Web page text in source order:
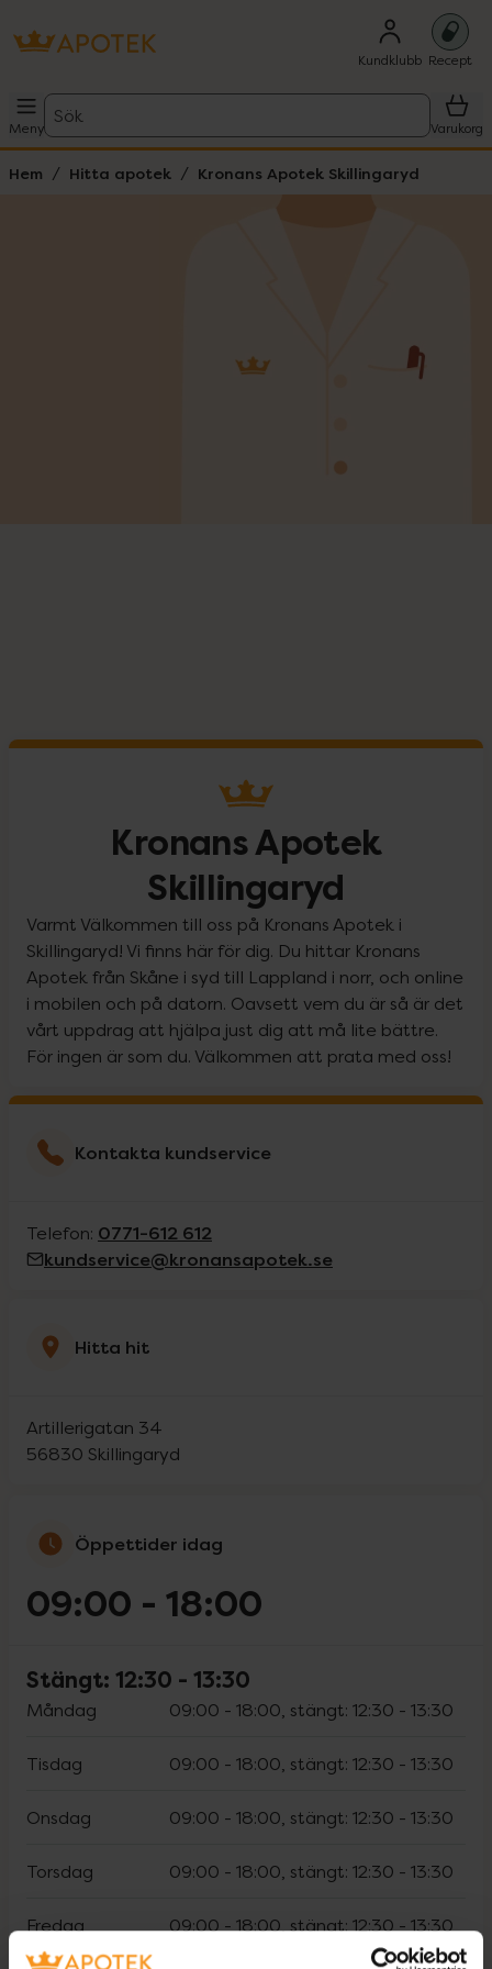
Kundklubb Recept
Meny
Sök
Varukorg
Hem Hitta apotek Kronans Apotek Skillingaryd
Kronans Apotek
Skillingaryd
Varmt Välkommen till oss på Kronans Apotek i
Skillingaryd! Vi finns här för dig. Du hittar Kronans
Apotek från Skåne i syd till Lappland i norr, och online
i mobilen och på datorn. Oavsett vem du är så är det
vårt uppdrag att hjälpa just dig att må lite bättre.
För ingen är som du. Välkommen att prata med oss!
Kontakta kundservice
Telefon: 0771-612 612
kundservice@kronansapotek.se
Hitta hit
Artillerigatan 34
56830 Skillingaryd
Öppettider idag
09:00 - 18:00
Stängt: 12:30 - 13:30
Måndag 09:00 - 18:00, stängt: 12:30 - 13:30
Tisdag 09:00 - 18:00, stängt: 12:30 - 13:30
Onsdag 09:00 - 18:00, stängt: 12:30 - 13:30
Torsdag 09:00 - 18:00, stängt: 12:30 - 13:30
Fredag 09:00-18:00, stängt: 12:30-13:30